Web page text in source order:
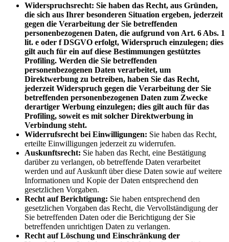
Widerspruchsrecht: Sie haben das Recht, aus Gründen,
die sich aus Ihrer besonderen Situation ergeben, jederzeit
gegen die Verarbeitung der Sie betreffenden
personenbezogenen Daten, die aufgrund von Art. 6 Abs. 1
lit. e oder f DSGVO erfolgt, Widerspruch einzulegen; dies
gilt auch für ein auf diese Bestimmungen gestütztes
Profiling. Werden die Sie betreffenden
personenbezogenen Daten verarbeitet, um
Direktwerbung zu betreiben, haben Sie das Recht,
jederzeit Widerspruch gegen die Verarbeitung der Sie
betreffenden personenbezogenen Daten zum Zwecke
derartiger Werbung einzulegen; dies gilt auch für das
Profiling, soweit es mit solcher Direktwerbung in
Verbindung steht.
Widerrufsrecht bei Einwilligungen: Sie haben das Recht,
erteilte Einwilligungen jederzeit zu widerrufen.
Auskunftsrecht: Sie haben das Recht, eine Bestätigung
darüber zu verlangen, ob betreffende Daten verarbeitet
werden und auf Auskunft über diese Daten sowie auf weitere
Informationen und Kopie der Daten entsprechend den
gesetzlichen Vorgaben.
Recht auf Berichtigung: Sie haben entsprechend den
gesetzlichen Vorgaben das Recht, die Vervollständigung der
Sie betreffenden Daten oder die Berichtigung der Sie
betreffenden unrichtigen Daten zu verlangen.
Recht auf Löschung und Einschränkung der